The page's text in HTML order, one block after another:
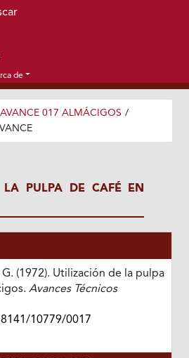
principal
de
AVANCE 017 ALMÁCIGOS /
LA PULPA DE CAFÉ EN
(1972). Utilización de la pulpa
Avances Técnicos
10779/0017